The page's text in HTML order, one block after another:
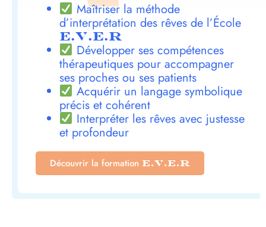
Maîtriser la méthode
d’interprétation des rêves de l’École
E.V.E.R
Développer ses compétences
thérapeutiques pour accompagner
ses proches ou ses patients
Acquérir un langage symbolique
précis et cohérent
Interpréter les rêves avec justesse
et profondeur
Découvrir la formation E.V.E.R